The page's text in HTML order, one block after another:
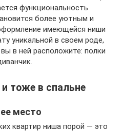
функциональность
более уютным и
имеющейся ниши
уникальной в своем роде,
в ней расположите: полки
тоже в спальне
место
квартир ниша порой — это